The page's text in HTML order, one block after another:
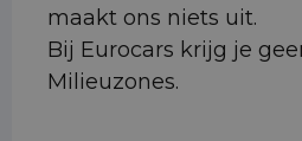
maakt ons niets uit.
Bij Eurocars krijg je
Milieuzones.